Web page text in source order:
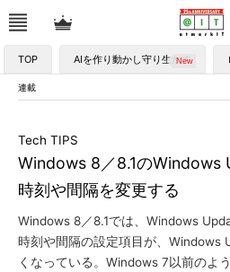
TOP AIを作り動かし守り生かす
連載
Windows 8／8.1のWindows
時刻や間隔を変更する
Tech TIPS
Windows 8／8.1では、Windows
時刻や間隔の設定項目が、Windows
くなっている。Windows 7以前のよ